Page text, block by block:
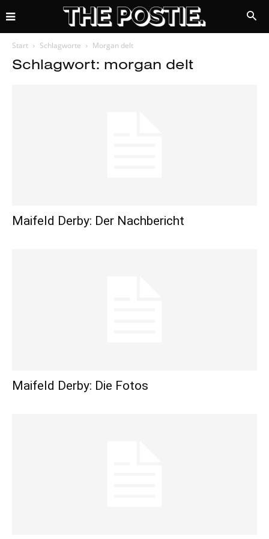
Start Schlagworte Morgan delt
Schlagwort: morgan delt
Maifeld Derby: Der Nachbericht
Maifeld Derby: Die Fotos